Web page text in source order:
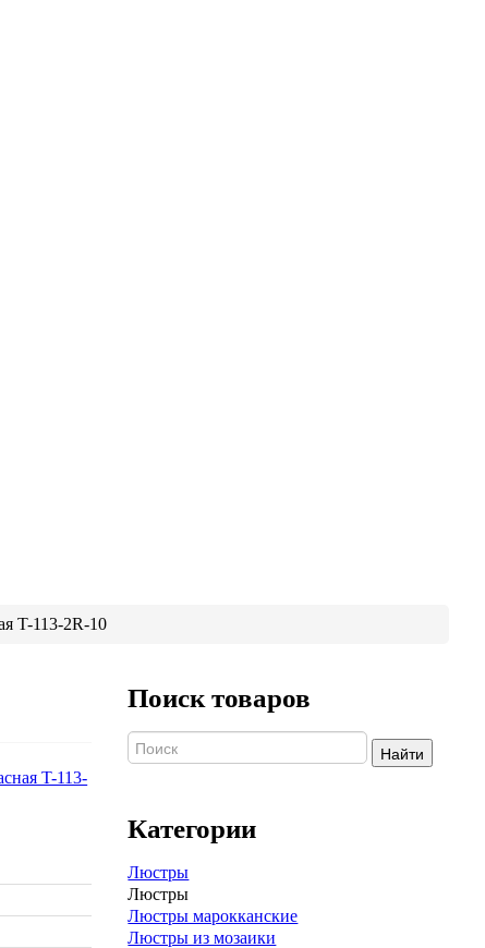
T-113-2R-10
Поиск товаров
Найти
Категории
Люстры
Люстры
Люстры марокканские
Люстры из мозаики